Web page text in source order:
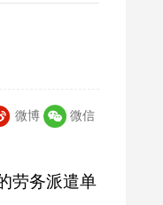
微博 微信
劳务派遣单